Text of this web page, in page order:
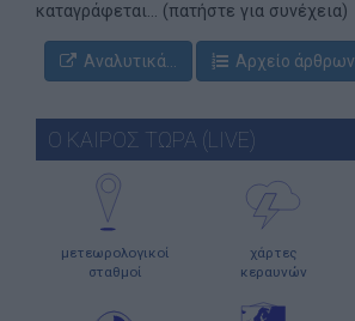
καταγράφεται... (πατήστε για συνέχεια)
Αναλυτικά... Αρχείο άρθρων
Ο ΚΑΙΡΟΣ ΤΩΡΑ (LIVE)
μετεωρολογικοί
σταθμοί
χάρτες
κεραυνών